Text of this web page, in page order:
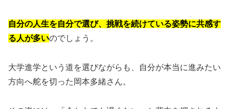
自分の人生を自分で選び、挑戦を続けている姿勢に共感す
る人が多いのでしょう。
大学進学という道を選びながらも、自分が本当に進みたい
方向へ舵を切った岡本多緒さん。